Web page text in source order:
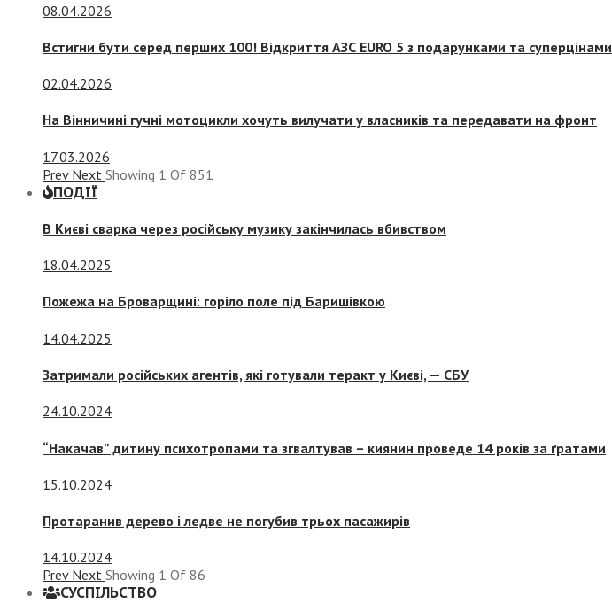
08.04.2026
Встигни бути серед перших 100! Відкриття АЗС EURO 5 з подарунками та суперцінами
02.04.2026
На Вінничині гучні мотоцикли хочуть вилучати у власників та передавати на фронт
17.03.2026
Prev Next Showing 1 Of 851
ПОДІЇ
В Києві сварка через російську музику закінчилась вбивством
18.04.2025
Пожежа на Броварщині: горіло поле під Баришівкою
14.04.2025
Затримали російських агентів, які готували теракт у Києві, — СБУ
24.10.2024
“Накачав” дитину психотропами та згвалтував – киянин проведе 14 років за ґратами
15.10.2024
Протаранив дерево і ледве не погубив трьох пасажирів
14.10.2024
Prev Next Showing 1 Of 86
СУСПIЛЬСТВО